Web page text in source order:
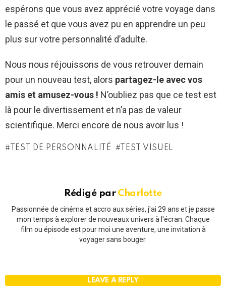
espérons que vous avez apprécié votre voyage dans
le passé et que vous avez pu en apprendre un peu
plus sur votre personnalité d’adulte.
Nous nous réjouissons de vous retrouver demain
pour un nouveau test, alors partagez-le avec vos
amis et amusez-vous ! N’oubliez pas que ce test est
là pour le divertissement et n’a pas de valeur
scientifique. Merci encore de nous avoir lus !
TEST DE PERSONNALITÉ TEST VISUEL
Rédigé par Charlotte
Passionnée de cinéma et accro aux séries, j'ai 29 ans et je passe
mon temps à explorer de nouveaux univers à l'écran. Chaque
film ou épisode est pour moi une aventure, une invitation à
voyager sans bouger.
LEAVE A REPLY